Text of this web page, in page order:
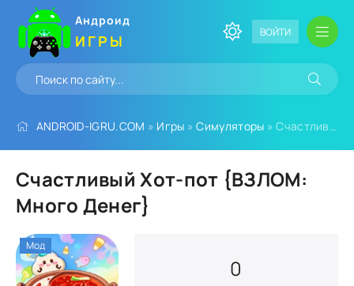
Андроид
ИГРЫ ВОЙТИ
ANDROID-IGRU.COM » Игры »Симуляторы » Счастливый Хот-пот {ВЗЛОМ: Много Денег}
Счастливый Хот-пот {ВЗЛОМ:
Много Денег}
0
Мод